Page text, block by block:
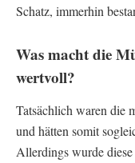
Schatz, immerhin
Was macht die
wertvoll?
Tatsächlich waren die
und hätten somit
Allerdings wurde